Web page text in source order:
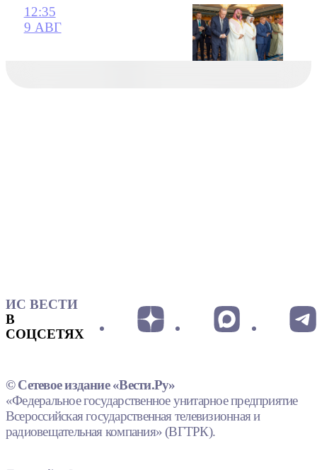
12:35
9 АВГ
ИС ВЕСТИ
В
СОЦСЕТЯХ
© Сетевое издание «Вести.Ру»
«Федеральное государственное унитарное предприятие
Всероссийская государственная телевизионная и
радиовещательная компания» (ВГТРК).